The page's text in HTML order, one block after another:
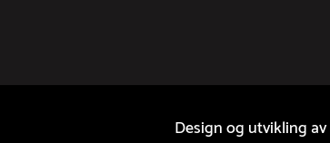
Design og utvikling av